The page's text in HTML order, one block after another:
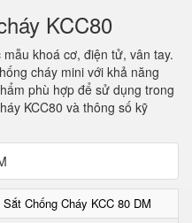
KCC80
khoá cơ, điện tử, vân tay.
cháy mini với khả năng
phù hợp để sử dụng trong
KCC80 và thông số kỹ
Sắt Chống Cháy KCC 80 DM